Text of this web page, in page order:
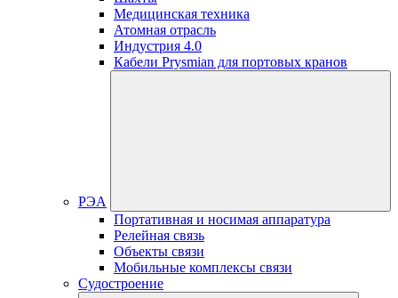
Медицинская техника
Атомная отрасль
Индустрия 4.0
Кабели Prysmian для портовых кранов
РЭА
Портативная и носимая аппаратура
Релейная связь
Объекты связи
Мобильные комплексы связи
Судостроение